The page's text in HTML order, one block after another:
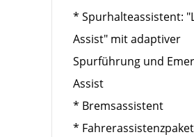
* Spurhalteassistent:
Assist" mit adaptiver
Spurführung und
Assist
* Bremsassistent
*